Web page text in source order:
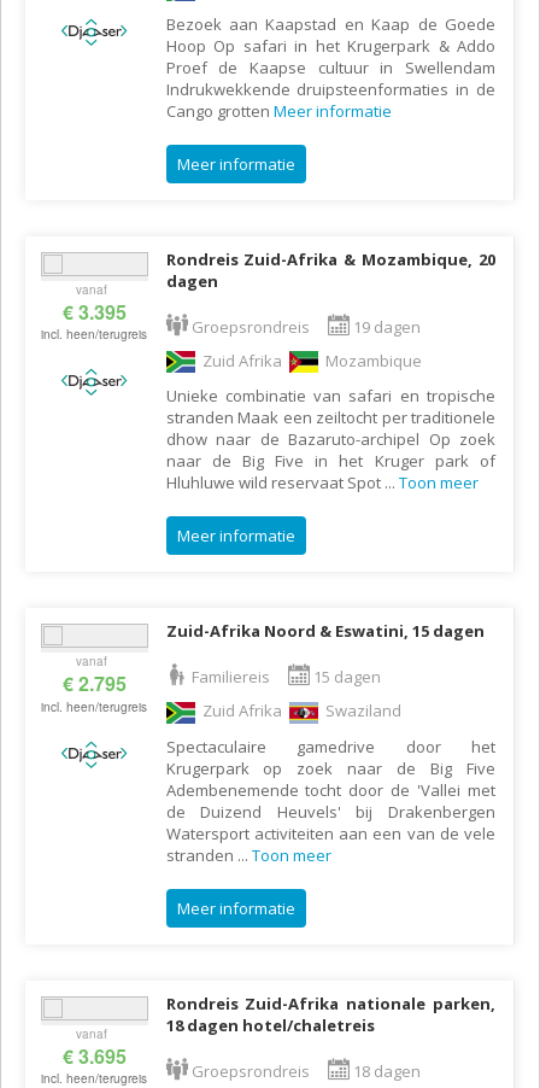
Bezoek aan Kaapstad en Kaap de Goede
Hoop Op safari in het Krugerpark & Addo
Proef de Kaapse cultuur in Swellendam
Indrukwekkende druipsteenformaties in de
Cango grotten Meer informatie
Meer informatie
vanaf
€ 3.395
incl. heen/terugreis
Rondreis Zuid-Afrika & Mozambique, 20
dagen
Groepsrondreis
19 dagen
Zuid Afrika
Mozambique
Unieke combinatie van safari en tropische
stranden Maak een zeiltocht per traditionele
dhow naar de Bazaruto-archipel Op zoek
naar de Big Five in het Kruger park of
Hluhluwe wild reservaat Spot ... Toon meer
Meer informatie
vanaf
€ 2.795
incl. heen/terugreis
Zuid-Afrika Noord & Eswatini, 15 dagen
Familiereis
15 dagen
Zuid Afrika
Swaziland
Spectaculaire gamedrive door het
Krugerpark op zoek naar de Big Five
Adembenemende tocht door de 'Vallei met
de Duizend Heuvels' bij Drakenbergen
Watersport activiteiten aan een van de vele
stranden ... Toon meer
Meer informatie
vanaf
€ 3.695
incl. heen/terugreis
Rondreis Zuid-Afrika nationale parken,
18 dagen hotel/chaletreis
Groepsrondreis
18 dagen